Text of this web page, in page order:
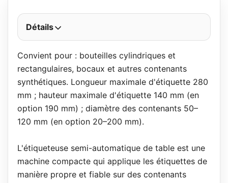
Détails
Convient pour : bouteilles cylindriques et
rectangulaires, bocaux et autres contenants
synthétiques. Longueur maximale d'étiquette 280
mm ; hauteur maximale d'étiquette 140 mm (en
option 190 mm) ; diamètre des contenants 50–
120 mm (en option 20–200 mm).
L'étiqueteuse semi-automatique de table est une
machine compacte qui applique les étiquettes de
manière propre et fiable sur des contenants